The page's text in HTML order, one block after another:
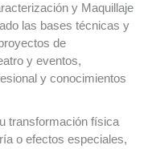
y Maquillaje
las bases técnicas y
de
y eventos,
y conocimientos
transformación física
o efectos especiales,